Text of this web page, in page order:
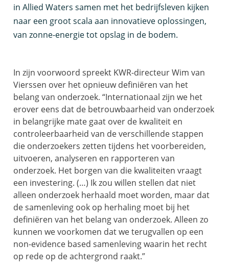
in Allied Waters samen met het bedrijfsleven kijken
naar een groot scala aan innovatieve oplossingen,
van zonne-energie tot opslag in de bodem.
In zijn voorwoord spreekt KWR-directeur Wim van
Vierssen over het opnieuw definiëren van het
belang van onderzoek. “Internationaal zijn we het
erover eens dat de betrouwbaarheid van onderzoek
in belangrijke mate gaat over de kwaliteit en
controleerbaarheid van de verschillende stappen
die onderzoekers zetten tijdens het voorbereiden,
uitvoeren, analyseren en rapporteren van
onderzoek. Het borgen van die kwaliteiten vraagt
een investering. (…) Ik zou willen stellen dat niet
alleen onderzoek herhaald moet worden, maar dat
de samenleving ook op herhaling moet bij het
definiëren van het belang van onderzoek. Alleen zo
kunnen we voorkomen dat we terugvallen op een
non-evidence based samenleving waarin het recht
op rede op de achtergrond raakt.”